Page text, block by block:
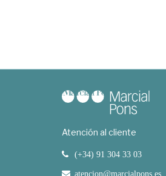
Atención al cliente
(+34) 91 304 33 03
atencion@marcialpons.es